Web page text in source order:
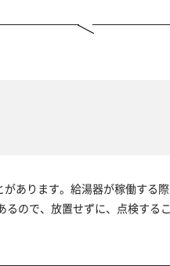
あります。給湯器が稼働する
ので、放置せずに、点検する